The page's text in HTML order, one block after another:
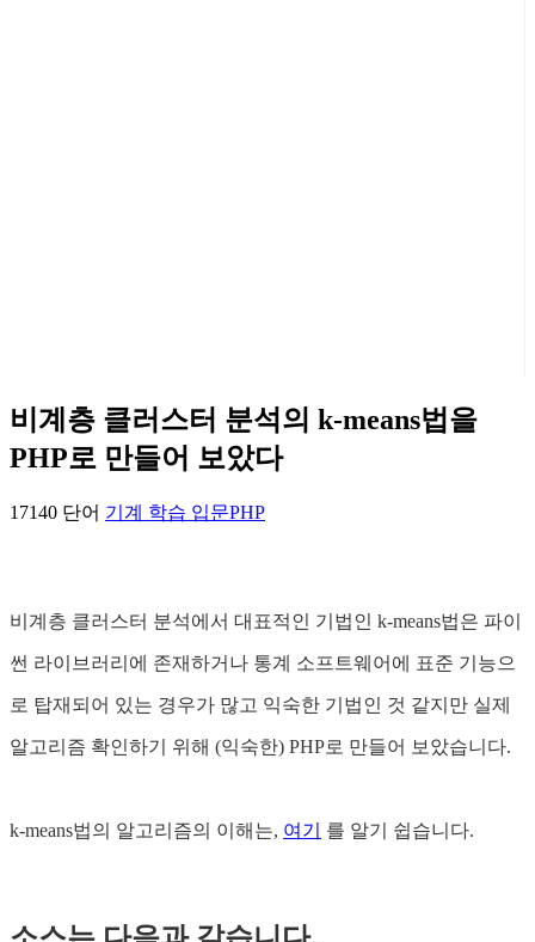
비계층 클러스터 분석의 k-means법을
PHP로 만들어 보았다
17140 단어 기계 학습 입문PHP
비계층 클러스터 분석에서 대표적인 기법인 k-means법은 파이
썬 라이브러리에 존재하거나 통계 소프트웨어에 표준 기능으
로 탑재되어 있는 경우가 많고 익숙한 기법인 것 같지만 실제
알고리즘 확인하기 위해 (익숙한) PHP로 만들어 보았습니다.
k-means법의 알고리즘의 이해는, 여기 를 알기 쉽습니다.